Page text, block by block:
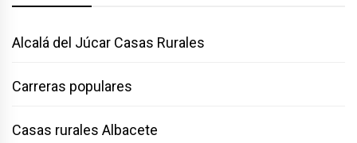
Alcalá del Júcar Casas Rurales
Carreras populares
Casas rurales Albacete